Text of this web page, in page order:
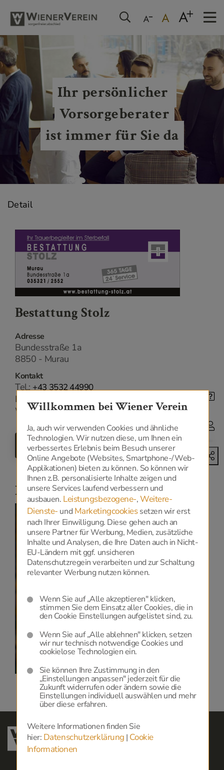
Ihr persönlicher
Vorsorgeberater
ist immer für Sie da
Detail
Bestattung Stolz
Adresse
Bundesstraße 1a
8850 - Murau
Kontakt
Tel.:+43 3532 44990
E-Mail:office@bestattung-stolz.at
Web: www.bestattung-stolz.at
ZURÜCK
Niederlassungen
Datenschutz
können.
und Cookie-Einstellungen.
Willkommen bei Wiener Verein
Ja, auch wir verwenden Cookies und ähnliche
Technologien. Wir nutzen diese, um Ihnen ein
verbessertes Erlebnis beim Besuch unserer
Online Angebote (Websites, Smartphone-/Web-
Applikationen) bieten zu können. So können wir
Ihnen z.B. personalisierte Inhalte zeigen und
unsere Services laufend verbessern und
ausbauen. Leistungsbezogene-,Weitere-
Dienste- und Marketingcookiessetzen wir erst
nach Ihrer Einwilligung. Diese gehen auch an
unsere Partner für Werbung, Medien, zusätzliche
Inhalte und Analysen, die Ihre Daten auch in Nicht-
EU-Ländern mit ggf. unsicheren
Datenschutzregein verarbeiten und zur Schaltung
relevanter Werbung nutzen können.
Wenn Sie auf „Alle akzeptieren" klicken,
stimmen Sie dem Einsatz aller Cookies, die in
den Cookie Einstellungen aufgelistet sind, zu.
Wenn Sie auf „Alle ablehnen" klicken, setzen
wir nur technisch notwendige Cookies und
cookielose Technologien ein.
Sie können Ihre Zustimmung in den
„Einstellungen anpassen" jederzeit für die
Zukunft widerrufen oder ändern sowie die
Einstellungen individuell auswählen und mehr
über diese erfahren.
Weitere Informationen finden Sie
hier: Datenschutzerklärung | Cookie
Informationen